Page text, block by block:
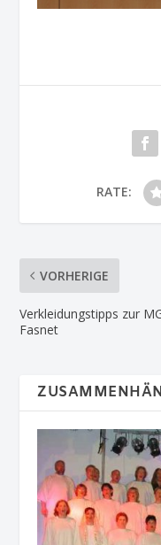
RATE:
VORHERIGE
Verkleidungstipps zur
Fasnet